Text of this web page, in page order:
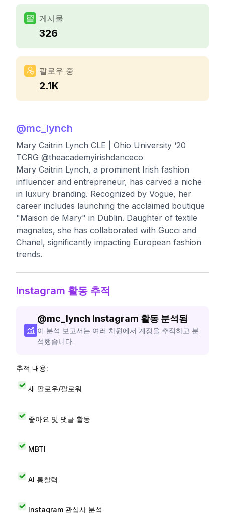
게시물
326
팔로우 중
2.1K
@mc_lynch
Mary Caitrin Lynch CLE | Ohio University ‘20
TCRG @theacademyirishdanceco
Mary Caitrin Lynch, a prominent Irish fashion
influencer and entrepreneur, has carved a niche
in luxury branding. Recognized by Vogue, her
career includes launching the acclaimed boutique
"Maison de Mary" in Dublin. Daughter of textile
magnates, she has collaborated with Gucci and
Chanel, significantly impacting European fashion
trends.
Instagram 활동 추적
@mc_lynch Instagram 활동 분석됨
이 분석 보고서는 여러 차원에서 계정을 추적하고 분
석했습니다.
추적 내용:
새 팔로우/팔로워
좋아요 및 댓글 활동
MBTI
AI 통찰력
Instagram 관심사 분석